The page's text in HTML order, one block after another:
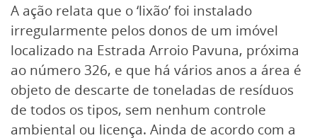
A ação relata que o ‘lixão’ foi instalado
irregularmente pelos donos de um imóvel
localizado na Estrada Arroio Pavuna, próxima
ao número 326, e que há vários anos a área é
objeto de descarte de toneladas de resíduos
de todos os tipos, sem nenhum controle
ambiental ou licença. Ainda de acordo com a